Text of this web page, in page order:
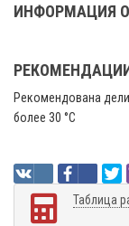
ИНФОРМАЦИЯ
Рекомендована
более 30 °C
Таблица